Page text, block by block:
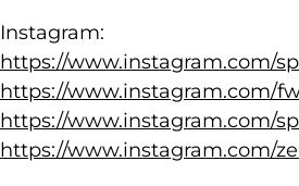
Instagram:
https://www.instagram.com/
https://www.instagram.com/
https://www.instagram.com/
https://www.instagram.com/